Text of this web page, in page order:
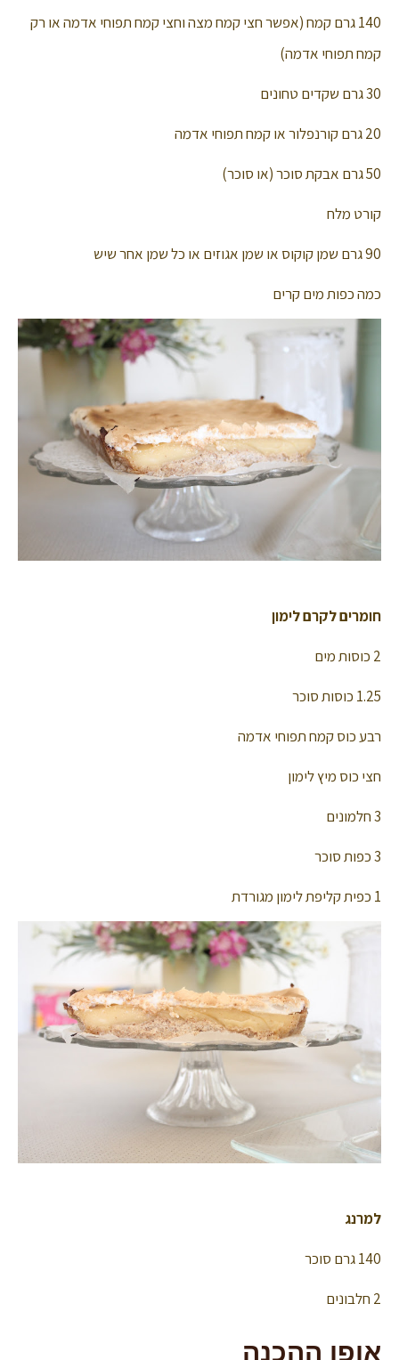
140 גרם קמח (אפשר חצי קמח מצה וחצי קמח תפוחי אדמה או רק
קמח תפוחי אדמה)
30 גרם שקדים טחונים
20 גרם קורנפלור או קמח תפוחי אדמה
50 גרם אבקת סוכר (או סוכר)
קורט מלח
90 גרם שמן קוקוס או שמן אגוזים או כל שמן אחר שיש
כמה כפות מים קרים
חומרים לקרם לימון
2 כוסות מים
1.25 כוסות סוכר
רבע כוס קמח תפוחי אדמה
חצי כוס מיץ לימון
3 חלמונים
3 כפות סוכר
1 כפית קליפת לימון מגורדת
למרנג
140 גרם סוכר
2 חלבונים
אופן ההכנה